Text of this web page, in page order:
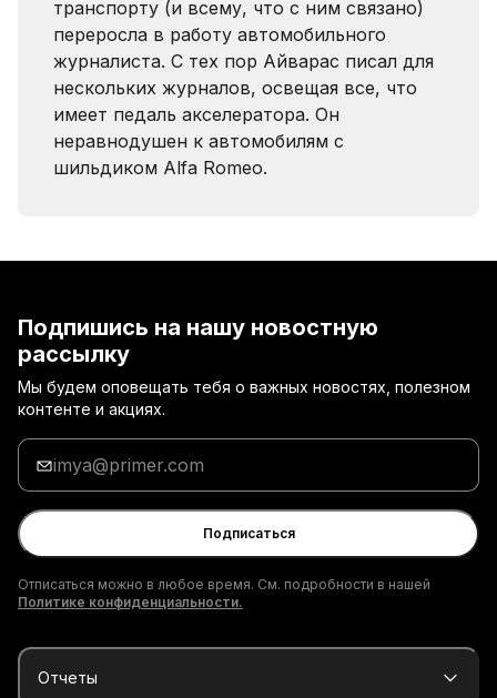
транспорту (и всему, что с ним связано)
переросла в работу автомобильного
журналиста. С тех пор Айварас писал для
нескольких журналов, освещая все, что
имеет педаль акселератора. Он
неравнодушен к автомобилям с
шильдиком Alfa Romeo.
Подпишись на нашу новостную
рассылку
Мы будем оповещать тебя о важных новостях, полезном
контенте и акциях.
Введи
адрес
электронной
почты
Подписаться
Отписаться можно в любое время. См. подробности в нашей
Политике конфиденциальности.
Отчеты